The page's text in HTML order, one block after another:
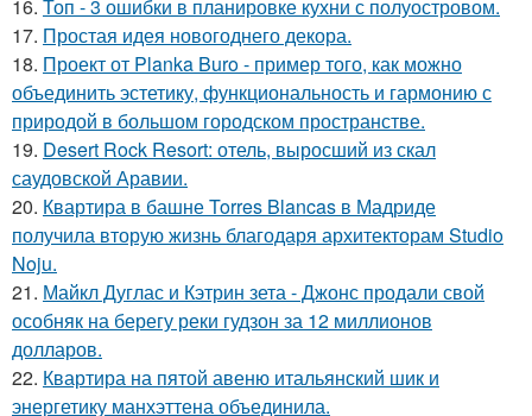
16. Топ - 3 ошибки в планировке кухни с полуостровом.
17. Простая идея новогоднего декора.
18. Проект от Planka Buro - пример того, как можно
объединить эстетику, функциональность и гармонию с
природой в большом городском пространстве.
19. Desert Rock Resort: отель, выросший из скал
саудовской Аравии.
20. Квартира в башне Torres Blancas в Мадриде
получила вторую жизнь благодаря архитекторам Studio
Noju.
21. Майкл Дуглас и Кэтрин зета - Джонс продали свой
особняк на берегу реки гудзон за 12 миллионов
долларов.
22. Квартира на пятой авеню итальянский шик и
энергетику манхэттена объединила.